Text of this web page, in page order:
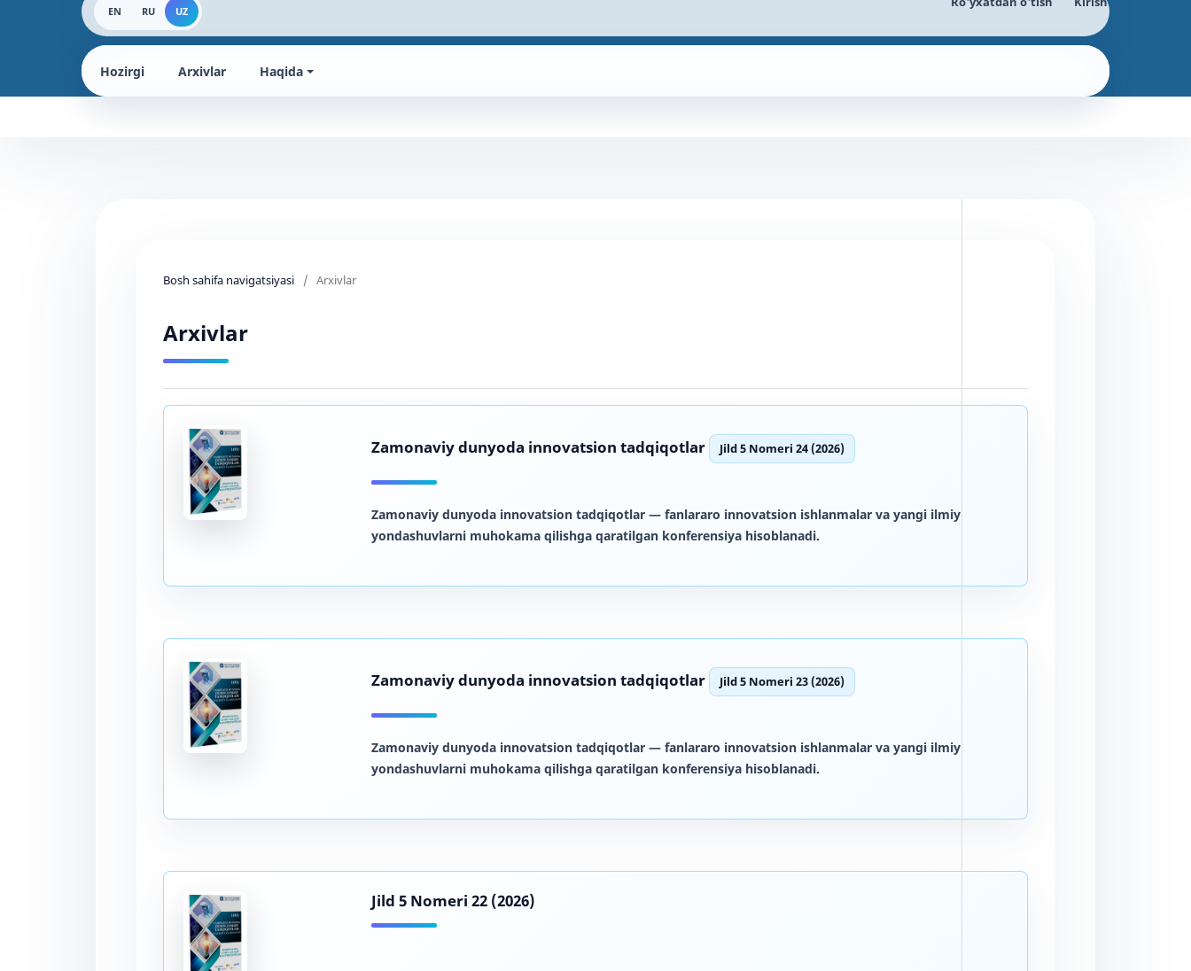
EN RU UZ
Hozirgi Arxivlar Haqida
Bosh sahifa navigatsiyasi / Arxivlar
Arxivlar
Zamonaviy dunyoda innovatsion tadqiqotlar Jild 5 Nomeri 24 (2026)
Zamonaviy dunyoda innovatsion tadqiqotlar — fanlararo innovatsion ishlanmalar va yangi ilmiy
yondashuvlarni muhokama qilishga qaratilgan konferensiya hisoblanadi.
Zamonaviy dunyoda innovatsion tadqiqotlar Jild 5 Nomeri 23 (2026)
Zamonaviy dunyoda innovatsion tadqiqotlar — fanlararo innovatsion ishlanmalar va yangi ilmiy
yondashuvlarni muhokama qilishga qaratilgan konferensiya hisoblanadi.
Jild 5 Nomeri 22 (2026)